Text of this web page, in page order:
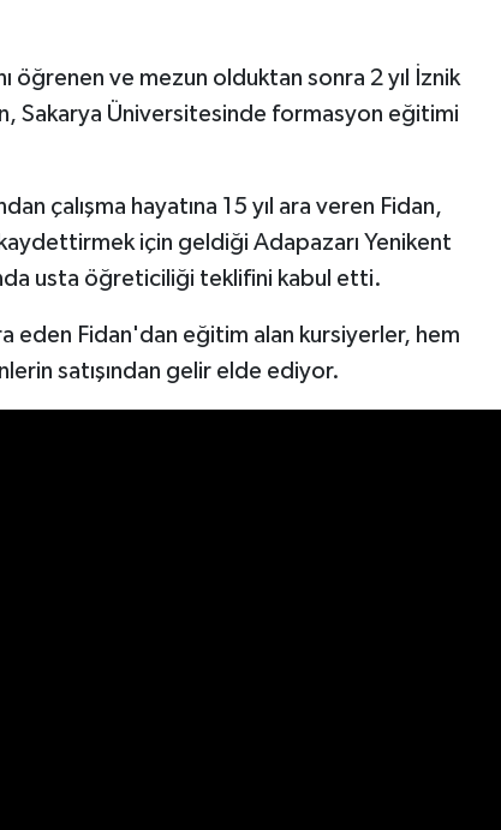
öğrenen ve mezun olduktan sonra 2 yıl İznik
Sakarya Üniversitesinde formasyon eğitimi
çalışma hayatına 15 yıl ara veren Fidan,
için geldiği Adapazarı Yenikent
usta öğreticiliği teklifini kabul etti.
eden Fidan'dan eğitim alan kursiyerler, hem
satışından gelir elde ediyor.